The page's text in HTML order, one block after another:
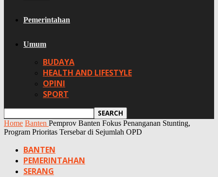
Pemerintahan
Umum
BUDAYA
HEALTH AND LIFESTYLE
OPINI
SPORT
Home Banten Pemprov Banten Fokus Penanganan Stunting,
Program Prioritas Tersebar di Sejumlah OPD
BANTEN
PEMERINTAHAN
SERANG